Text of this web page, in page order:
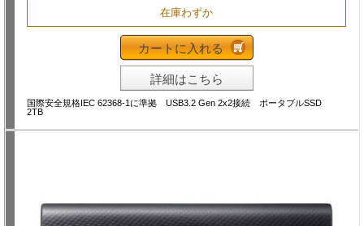
在庫わずか
カートに入れる
詳細はこちら
国際安全規格IEC 62368-1に準拠 USB3.2 Gen 2x2接続 ポータブルSSD
2TB